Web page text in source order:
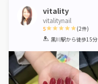
vitality
vitalitynail
5
1 2 3 4 5
(2件)
黒川駅から徒歩15分